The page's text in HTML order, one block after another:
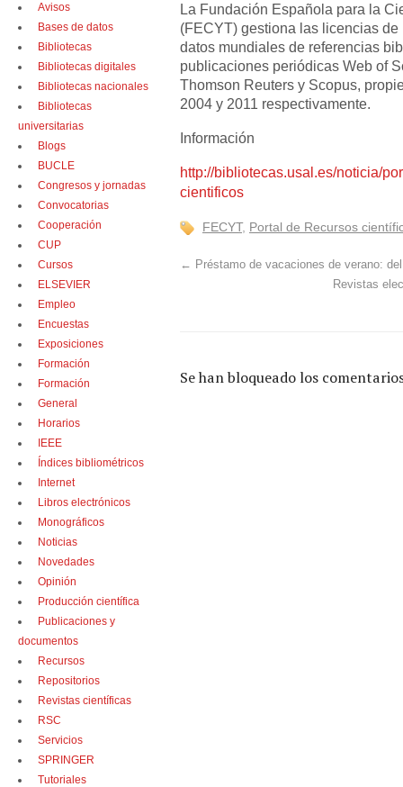
La Fundación Española para la
(FECYT) gestiona las licencias
datos mundiales de referencias
publicaciones periódicas Web of
Thomson Reuters y Scopus,
2004 y 2011 respectivamente.
Información
http://bibliotecas.usal.es/noticia/
cientificos
FECYT, Portal de Recursos
← Préstamo de vacaciones de verano:
Revistas
Se han bloqueado los
Avisos
Bases de datos
Bibliotecas
Bibliotecas digitales
Bibliotecas nacionales
Bibliotecas
universitarias
Blogs
BUCLE
Congresos y jornadas
Convocatorias
Cooperación
CUP
Cursos
ELSEVIER
Empleo
Encuestas
Exposiciones
Formación
Formación
General
Horarios
IEEE
Índices bibliométricos
Internet
Libros electrónicos
Monográficos
Noticias
Novedades
Opinión
Producción científica
Publicaciones y
documentos
Recursos
Repositorios
Revistas científicas
RSC
Servicios
SPRINGER
Tutoriales